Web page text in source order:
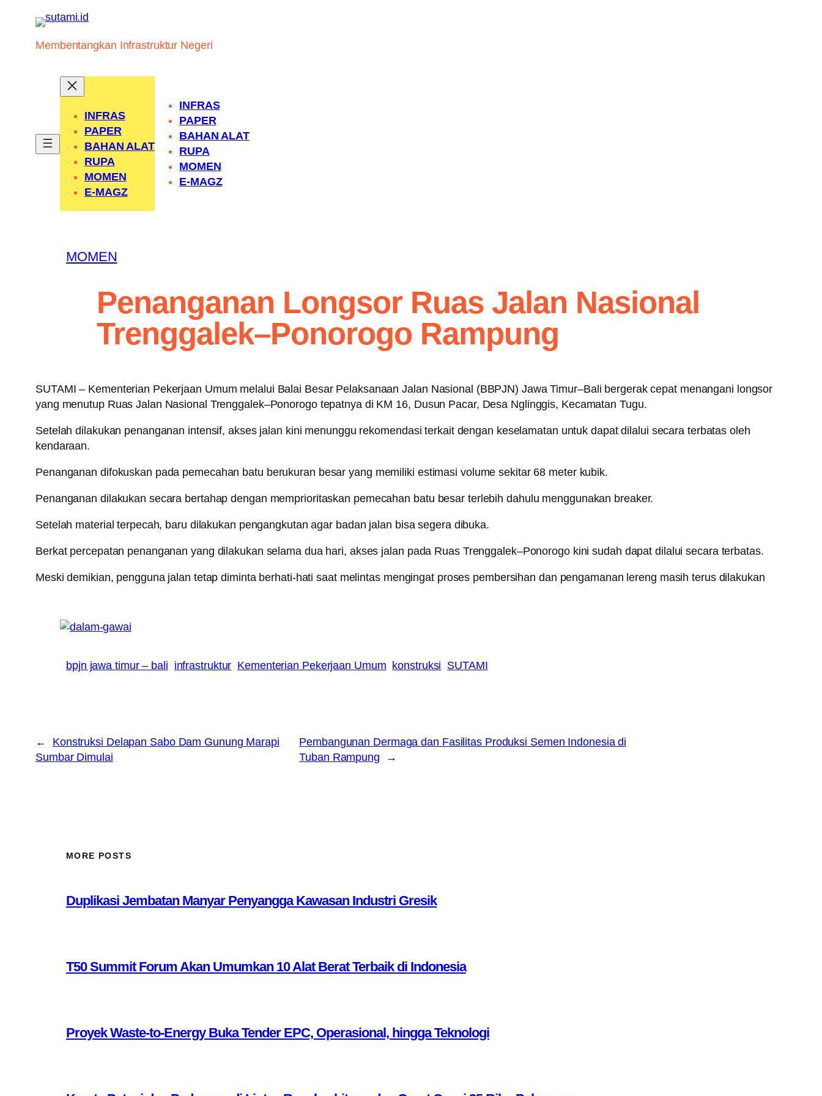
contentMembentangkan Infrastruktur Negeri
INFRAS
PAPER
BAHAN ALAT
RUPA
MOMEN
E-MAGZ
INFRAS
PAPER
BAHAN ALAT
RUPA
MOMEN
E-MAGZ
MOMEN
Penanganan Longsor Ruas Jalan Nasional
Trenggalek–Ponorogo Rampung
SUTAMI – Kementerian Pekerjaan Umum melalui Balai Besar Pelaksanaan Jalan Nasional (BBPJN) Jawa Timur–Bali bergerak cepat menangani longsor
yang menutup Ruas Jalan Nasional Trenggalek–Ponorogo tepatnya di KM 16, Dusun Pacar, Desa Nglinggis, Kecamatan Tugu.
Setelah dilakukan penanganan intensif, akses jalan kini menunggu rekomendasi terkait dengan keselamatan untuk dapat dilalui secara terbatas oleh
kendaraan.
Penanganan difokuskan pada pemecahan batu berukuran besar yang memiliki estimasi volume sekitar 68 meter kubik.
Penanganan dilakukan secara bertahap dengan memprioritaskan pemecahan batu besar terlebih dahulu menggunakan breaker.
Setelah material terpecah, baru dilakukan pengangkutan agar badan jalan bisa segera dibuka.
Berkat percepatan penanganan yang dilakukan selama dua hari, akses jalan pada Ruas Trenggalek–Ponorogo kini sudah dapat dilalui secara terbatas.
Meski demikian, pengguna jalan tetap diminta berhati-hati saat melintas mengingat proses pembersihan dan pengamanan lereng masih terus dilakukan
bpjn jawa timur – bali infrastruktur Kementerian Pekerjaan Umum konstruksi SUTAMI
←
Konstruksi Delapan Sabo Dam Gunung Marapi
Sumbar Dimulai
Pembangunan Dermaga dan Fasilitas Produksi Semen Indonesia di
Tuban Rampung
→
MORE POSTS
Duplikasi Jembatan Manyar Penyangga Kawasan Industri Gresik
T50 Summit Forum Akan Umumkan 10 Alat Berat Terbaik di Indonesia
Proyek Waste-to-Energy Buka Tender EPC, Operasional, hingga Teknologi